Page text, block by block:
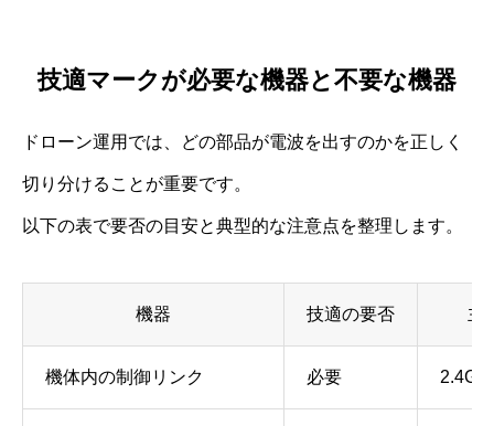
技適マークが必要な機器と不要な機器
ドローン運用では、どの部品が電波を出すのかを正しく
切り分けることが重要です。
以下の表で要否の目安と典型的な注意点を整理します。
機器 技適の要否 主
機体内の制御リンク 必要